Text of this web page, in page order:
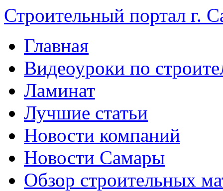
Строительный портал г.
Главная
Видеоуроки по
Ламинат
Лучшие статьи
Новости компаний
Новости Самары
Обзор строительных